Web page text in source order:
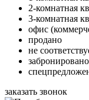
2-комнатная
3-комнатная
офис
продано
не
забронировано
заказать звонок